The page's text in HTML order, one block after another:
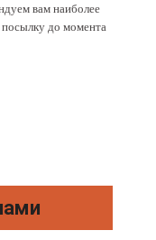
вам наиболее
до момента